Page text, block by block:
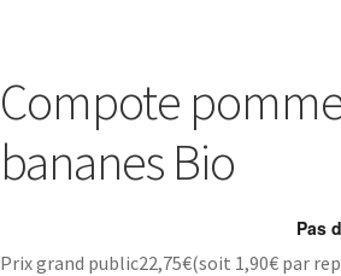
Compote
bananes Bio
Prix grand public22,75€(soit 1,90€ par